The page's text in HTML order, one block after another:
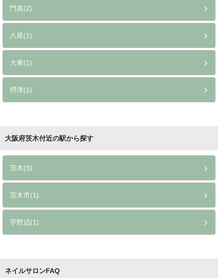
門真(2)
八尾(1)
大東(1)
摂津(1)
大阪府茨木付近の駅から探す
茨木(3)
茨木市(1)
宇野辺(1)
ネイルサロンFAQ